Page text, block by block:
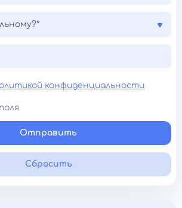
конфиденциальности
Отправить
Сбросить